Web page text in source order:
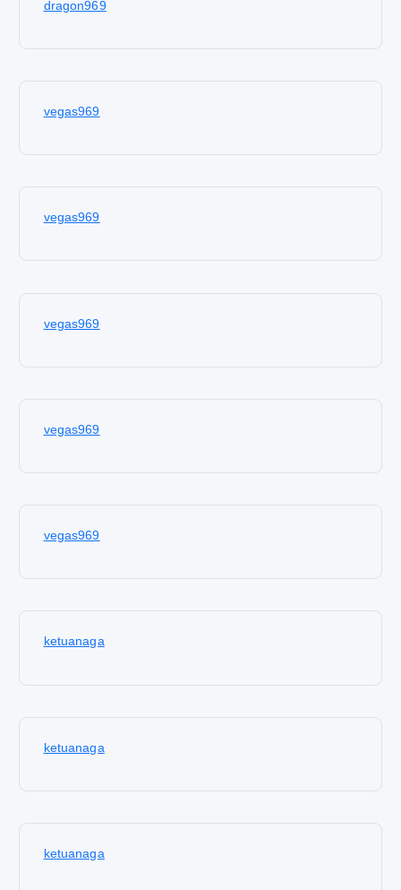
dragon969
vegas969
vegas969
vegas969
vegas969
vegas969
ketuanaga
ketuanaga
ketuanaga